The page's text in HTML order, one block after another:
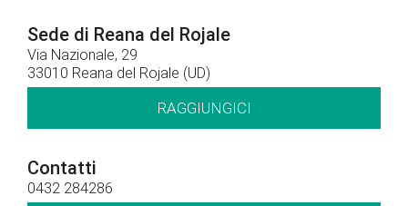
Sede di Reana del Rojale
Via Nazionale, 29
33010 Reana del Rojale (UD)
RAGGIUNGICI
Contatti
0432 284286